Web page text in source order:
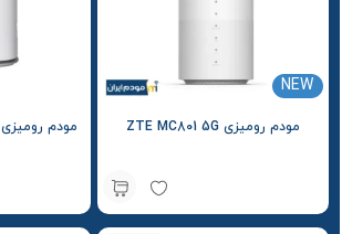
NEW
مودم رومیزی ZTE MC801 5G مودم رومیزی ZTE MC888 Pro 5G